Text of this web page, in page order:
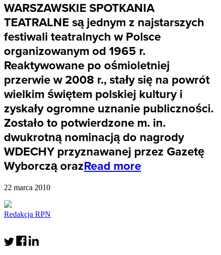
WARSZAWSKIE SPOTKANIA
TEATRALNE są jednym z najstarszych
festiwali teatralnych w Polsce
organizowanym od 1965 r.
Reaktywowane po ośmioletniej
przerwie w 2008 r., stały się na powrót
wielkim świętem polskiej kultury i
zyskały ogromne uznanie publiczności.
Zostało to potwierdzone m. in.
dwukrotną nominacją do nagrody
WDECHY przyznawanej przez Gazetę
Wyborczą orazRead more
22 marca 2010
Redakcja RPN